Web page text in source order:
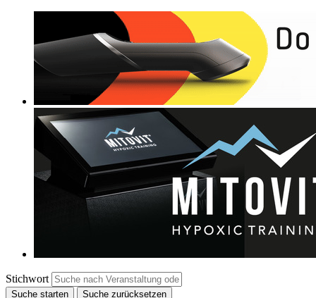
Stichwort
Suche starten Suche zurücksetzen